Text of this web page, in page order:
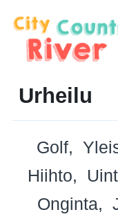
Urheilu
Golf
Hiihto
Onginta